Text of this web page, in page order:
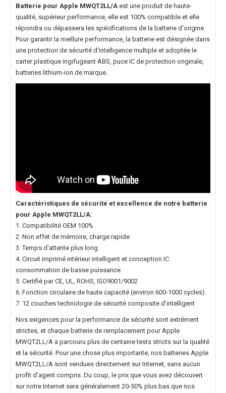
Batterie pour Apple MWQT2LL/A est une produit de haute-
qualité, supérieur performance, elle est 100% compatible et elle
répondra ou dépassera les spécifications de la batterie d'origine.
Pour garantir la meillure performance, la batterie est désignée dans
une protection de sécurité d'intelligence multiple et adoptée le
carter plastique ingifugeant ABS, puce IC de protection originale,
batteries lithium-ion de marque.
Caractéristiques de sécurité et excellence de notre batterie
pour Apple MWQT2LL/A:
1. Compatibilité OEM 100%
2. Non effet de mémoire, charge rapide
3. Temps d'attente plus long
4. Circuit imprimé intérieur intelligent et conception IC
consommation de basse puissance
5. Certifié par CE, UL, ROHS, ISO9001/9002
6. Fonction circulaire de haute capacité (environ 600-1000 cycles)
7. 12 couches technologie de sécurité composite d'intelligent
Nos exigences pour la performance de sécurité sont extrêment
strictes, et chaque batterie de remplacement pour Apple
MWQT2LL/A a parcouru plus de centaine tests stricts sur la qualité
et la sécurité. Pour une chose plus importante, nos batteries Apple
MWQT2LL/A sont vendues directement sur Internet, sans aucun
profit d'agent compris. Du coup, le prix que vous avez découvert
sur notre Internet sera généralement 20-50% plus bas que nos